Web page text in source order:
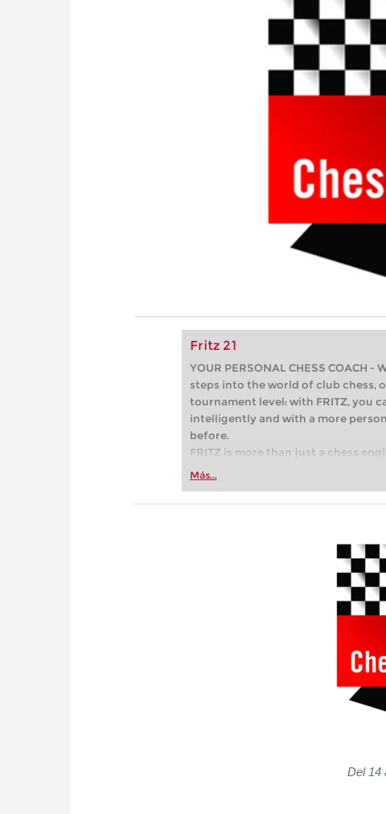
Fritz 21
YOUR PERSONAL CHESS COACH
steps into the world of club chess,
tournament level: with FRITZ, you
intelligently and with a more
before.
FRITZ is more than just a chess
Whether you’re taking your first
more efficiently, intelligently and
Más...
Del 14